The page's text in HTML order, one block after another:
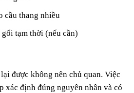
cầu thang nhiều
tạm thời (nếu cần)
được không nên chủ quan. Việc
xác định đúng nguyên nhân và có